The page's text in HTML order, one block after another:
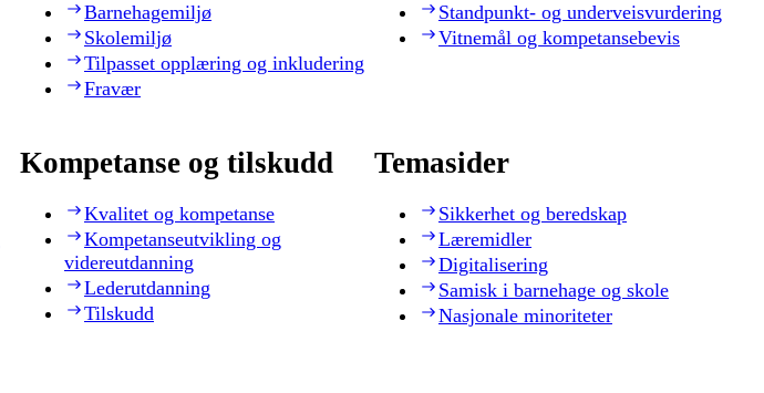
Barnehagemiljø
Skolemiljø
Tilpasset opplæring og inkludering
Fravær
Standpunkt- og underveisvurdering
Vitnemål og kompetansebevis
Kompetanse og tilskudd
Kvalitet og kompetanse
Kompetanseutvikling og
videreutdanning
Lederutdanning
Tilskudd
Temasider
Sikkerhet og beredskap
Læremidler
Digitalisering
Samisk i barnehage og skole
Nasjonale minoriteter